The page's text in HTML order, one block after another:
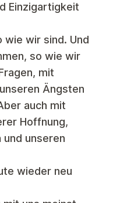
Einzigartigkeit
wie wir sind. Und
so wie wir
mit
Ängsten
auch mit
Hoffnung,
und unseren
wieder neu